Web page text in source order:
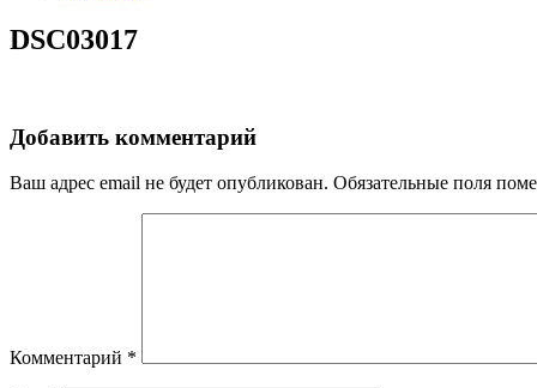
DSC03017
Добавить комментарий
Ваш адрес email не будет опубликован. Обязательные поля
Комментарий *